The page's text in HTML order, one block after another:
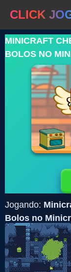
CLICK
MINICRAFT
BOLOS NO
Jogando:
Bolos no